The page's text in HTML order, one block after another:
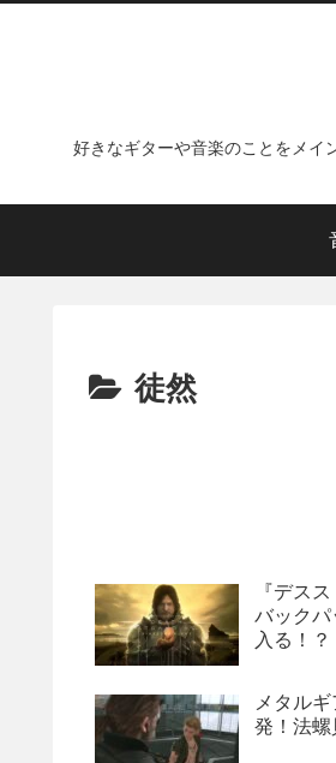
好きなギターや音楽のことをメイ
徒然
『デス
バックパ
入る！？
メタル
発！法螺